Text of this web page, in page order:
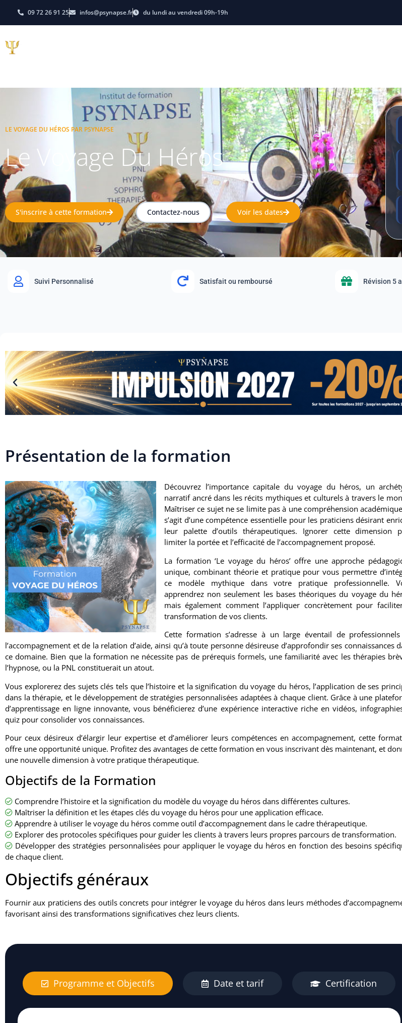
09 72 26 91 25 infos@psynapse.fr du lundi au vendredi 09h-19h
LE VOYAGE DU HÉROS PAR PSYNAPSE
Le Voyage Du Héros
S'inscrire à cette formation Contactez-nous Voir les dates
Suivi Personnalisé Satisfait ou remboursé Révision 5
Présentation de la formation
Découvrez l’importance capitale du voyage du héros, un
narratif ancré dans les récits mythiques et culturels à travers le
Maîtriser ce sujet ne se limite pas à une compréhension
s’agit d’une compétence essentielle pour les praticiens désirant
leur palette d’outils thérapeutiques. Ignorer cette dimension
limiter la portée et l’efficacité de l’accompagnement proposé.
La formation ‘Le voyage du héros’ offre une approche
unique, combinant théorie et pratique pour vous permettre
ce modèle mythique dans votre pratique professionnelle.
apprendrez non seulement les bases théoriques du voyage du
mais également comment l’appliquer concrètement pour
transformation de vos clients.
Cette formation s’adresse à un large éventail de
l’accompagnement et de la relation d’aide, ainsi qu’à toute personne désireuse d’approfondir ses connaissances
ce domaine. Bien que la formation ne nécessite pas de prérequis formels, une familiarité avec les thérapies
l’hypnose, ou la PNL constituerait un atout.
Vous explorerez des sujets clés tels que l’histoire et la signification du voyage du héros, l’application de ses
dans la thérapie, et le développement de stratégies personnalisées adaptées à chaque client. Grâce à une
d’apprentissage en ligne innovante, vous bénéficierez d’une expérience interactive riche en vidéos,
quiz pour consolider vos connaissances.
Pour ceux désireux d’élargir leur expertise et d’améliorer leurs compétences en accompagnement, cette
offre une opportunité unique. Profitez des avantages de cette formation en vous inscrivant dès maintenant, et
une nouvelle dimension à votre pratique thérapeutique.
Objectifs de la Formation
Comprendre l’histoire et la signification du modèle du voyage du héros dans différentes cultures.
Maîtriser la définition et les étapes clés du voyage du héros pour une application efficace.
Apprendre à utiliser le voyage du héros comme outil d’accompagnement dans le cadre thérapeutique.
Explorer des protocoles spécifiques pour guider les clients à travers leurs propres parcours de transformation.
Développer des stratégies personnalisées pour appliquer le voyage du héros en fonction des besoins
de chaque client.
Objectifs généraux
Fournir aux praticiens des outils concrets pour intégrer le voyage du héros dans leurs méthodes
favorisant ainsi des transformations significatives chez leurs clients.
Programme et Objectifs Date et tarif Certification